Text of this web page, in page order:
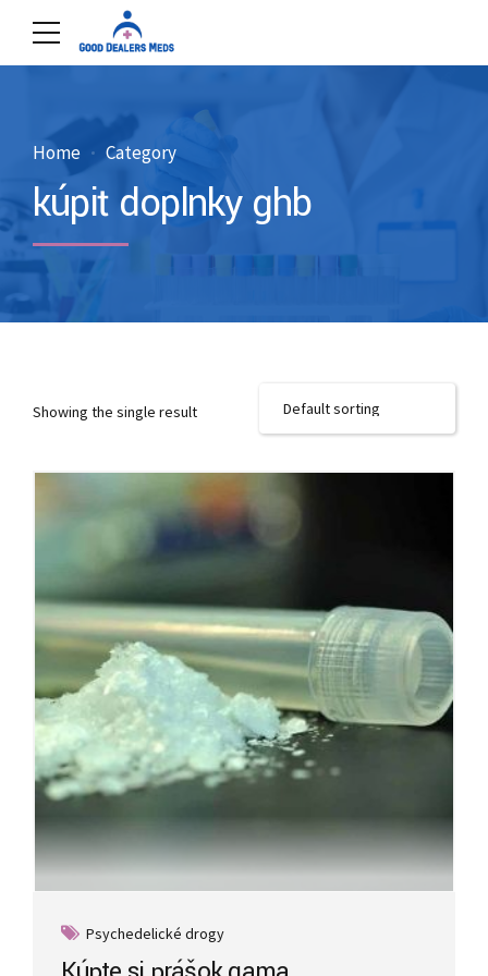
Home Category
kúpiť doplnky ghb
Showing the single result
Psychedelické drogy